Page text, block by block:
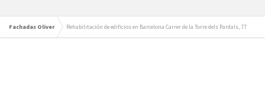
Fachadas Oliver Rehabilitación de edificios en Barcelona Carrer de la Torre dels Pardals, 77